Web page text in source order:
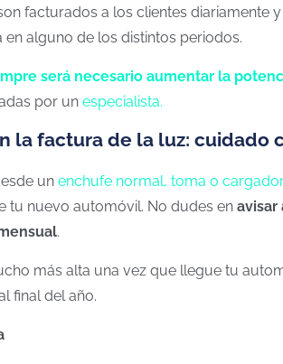
facturados a los clientes
alguno de los distintos periodos.
será necesario aumentar la
por un especialista.
la factura de la luz:
un enchufe normal, toma o
tu nuevo automóvil. No dudes en avisar
.
más alta una vez que llegue tu
final del año.